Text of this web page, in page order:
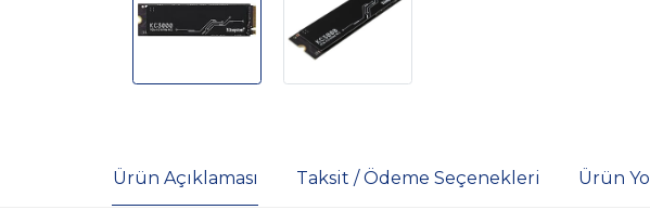
Ürün Açıklaması Taksit / Ödeme Seçenekleri Ürün